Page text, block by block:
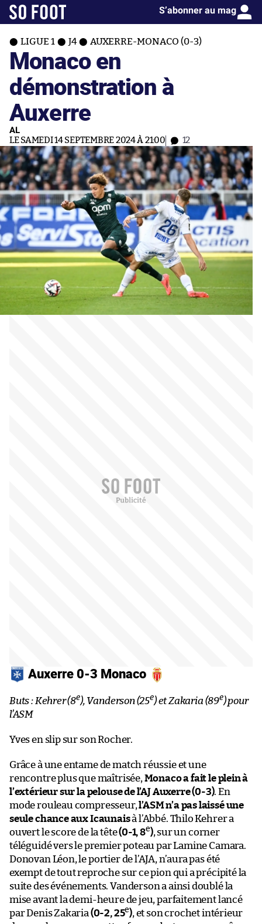
S’abonner au mag
LIGUE 1 J4 AUXERRE-MONACO (0-3)
Monaco en
démonstration à
Auxerre
AL
LE SAMEDI 14 SEPTEMBRE 2024 À 21:00 12
Auxerre 0-3 Monaco
Buts : Kehrer (8e), Vanderson (25e) et Zakaria (89e) pour
l’ASM
Yves en slip sur son Rocher.
Grâce à une entame de match réussie et une
rencontre plus que maîtrisée, Monaco a fait le plein à
l’extérieur sur la pelouse de l’AJ Auxerre (0-3). En
mode rouleau compresseur,l’ASM n’a pas laissé une
seule chance aux Icaunaisà l’Abbé. Thilo Kehrer a
ouvert le score de la tête(0-1, 8e), sur un corner
téléguidé vers le premier poteau par Lamine Camara.
Donovan Léon, le portier de l’AJA, n’aura pas été
exempt de tout reproche sur ce pion qui a précipité la
suite des événements. Vanderson a ainsi doublé la
mise avant la demi-heure de jeu, parfaitement lancé
par Denis Zakaria (0-2, 25e), et son crochet intérieur